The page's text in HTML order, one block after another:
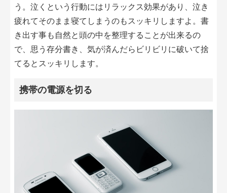
う。泣くという行動にはリラックス効果があり、泣き
疲れてそのまま寝てしまうのもスッキリしますよ。書
き出す事も自然と頭の中を整理することが出来るの
で、思う存分書き、気が済んだらビリビリに破いて捨
てるとスッキリします。
携帯の電源を切る